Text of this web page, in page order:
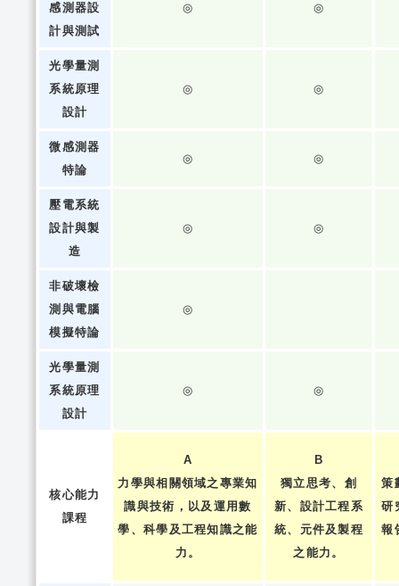
感測器設
計與測試
◎ ◎
光學量測
系統原理
設計
◎ ◎
微感測器
特論
◎ ◎
壓電系統
設計與製
造
◎ ◎
非破壞檢
測與電腦
模擬特論
◎
光學量測
系統原理
設計
◎ ◎
核心能力
課程
A
力學與相關領域之專業知
識與技術，以及運用數
學、科學及工程知識之能
力。
B
獨立思考、創
新、設計工程系
統、元件及製程
之能力。
策
研
報